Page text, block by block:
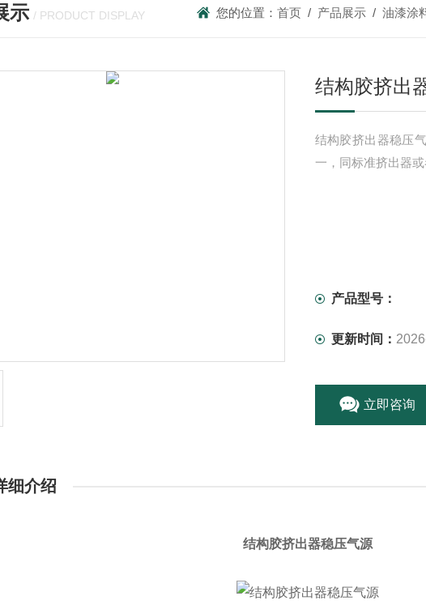
示 / PRODUCT DISPLAY 您的位置：首页 / 产品展示 /油漆涂
结构胶挤出
结构胶挤出器稳压
一，同标准挤出器
产品型号：
更新时间：
立即咨询
细介绍
结构胶挤出器稳压气源